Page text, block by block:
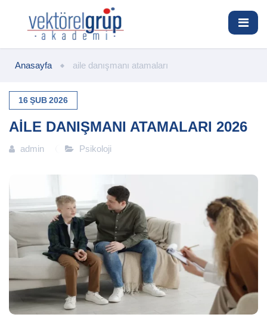
Anasayfa aile danışmanı atamaları
16ŞUB2026
AILE DANIŞMANI ATAMALARI 2026
admin Psikoloji